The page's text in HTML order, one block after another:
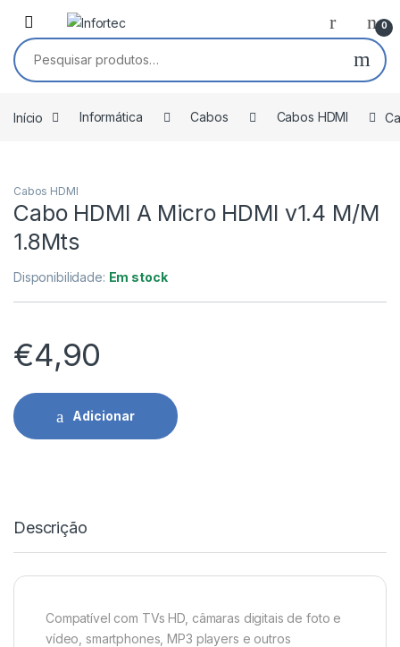
Saltar para navegação
Pular para o conteúdo
0
Pesquisar por:
Início Informática Cabos Cabos HDMI
Cabos HDMI
Cabo HDMI A Micro HDMI v1.4 M/M
1.8Mts
Disponibilidade: Em stock
€4,90
Adicionar
Descrição
Compatível com TVs HD, câmaras digitais de foto e
vídeo, smartphones, MP3 players e outros